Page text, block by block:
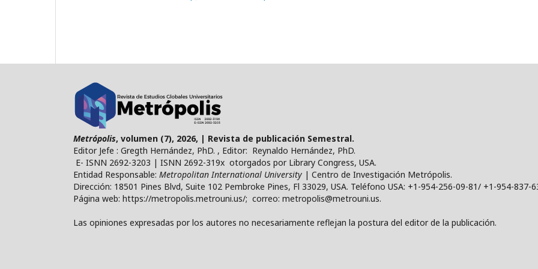
Metrópolis, volumen (7), 2026, | Revista de publicación Semestral.
Editor Jefe : Gregth Hernández, PhD. , Editor: Reynaldo Hernández, PhD.
E- ISNN 2692-3203 | ISNN 2692-319x otorgados por Library Congress, USA.
Entidad Responsable: Metropolitan International University | Centro de Investigación Metrópolis.
Dirección: 18501 Pines Blvd, Suite 102 Pembroke Pines, Fl 33029, USA. Teléfono USA: +1-954-256-09-81/ +1-954-837-
Página web: https://metropolis.metrouni.us/; correo: metropolis@metrouni.us.
Las opiniones expresadas por los autores no necesariamente reflejan la postura del editor de la publicación.